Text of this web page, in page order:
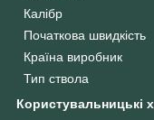
Калібр
Початкова швидкість
Країна виробник
Тип ствола
Користувальницькі